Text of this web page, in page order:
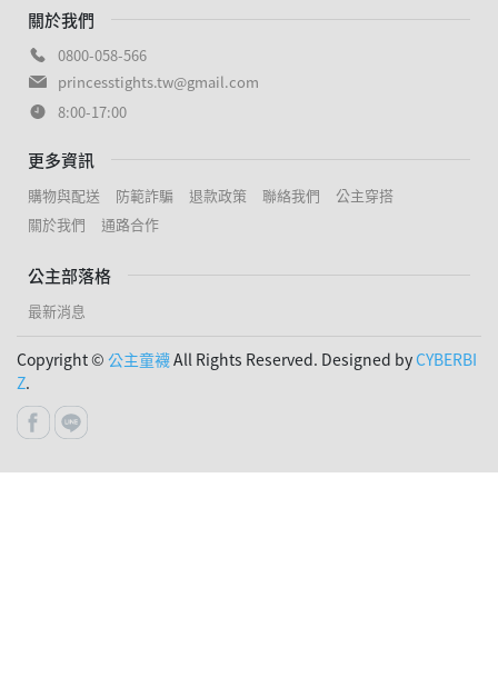
關於我們
0800-058-566
princesstights.tw@gmail.com
8:00-17:00
更多資訊
購物與配送 防範詐騙 退款政策 聯絡我們
公主穿搭
關於我們
通路合作
公主部落格
最新消息
Copyright © 公主童襪All Rights Reserved. Designed byCYBERBI
Z.